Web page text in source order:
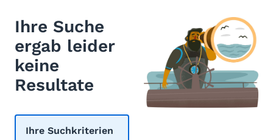
Ihre Suche
ergab leider
keine
Resultate
Ihre Suchkriterien